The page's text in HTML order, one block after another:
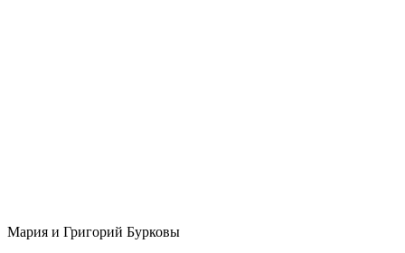
Мария и Григорий Бурковы